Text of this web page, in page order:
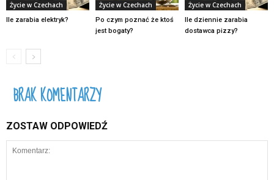
Życie w Czechach
Ile zarabia elektryk?
Życie w Czechach
Po czym poznać że ktoś
jest bogaty?
Życie w Czechach
Ile dziennie zarabia
dostawca pizzy?
BRAK KOMENTARZY
ZOSTAW ODPOWIEDŹ